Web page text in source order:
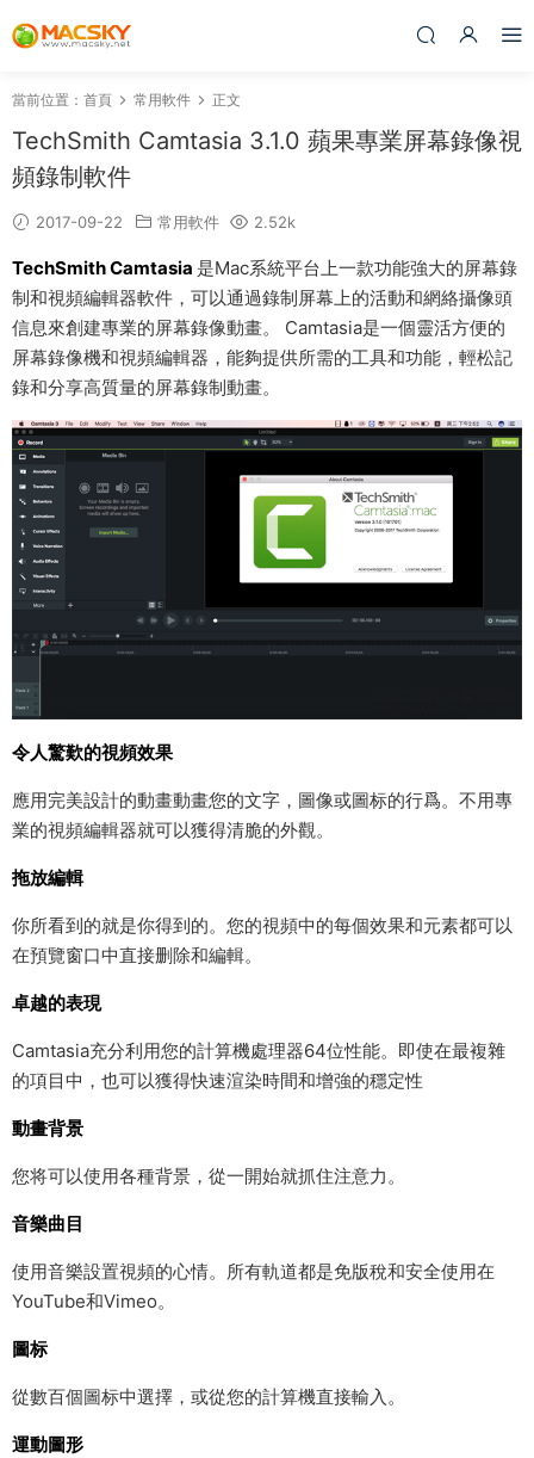
當前位置： 首頁 常用軟件 正文
TechSmith Camtasia 3.1.0 蘋果專業屏幕錄像視
頻錄制軟件
2017-09-22 常用軟件 2.52k
TechSmith Camtasia 是Mac系統平台上一款功能強大的屏幕錄
制和視頻編輯器軟件，可以通過錄制屏幕上的活動和網絡攝像頭
信息來創建專業的屏幕錄像動畫。 Camtasia是一個靈活方便的
屏幕錄像機和視頻編輯器，能夠提供所需的工具和功能，輕松記
錄和分享高質量的屏幕錄制動畫。
令人驚歎的視頻效果
應用完美設計的動畫動畫您的文字，圖像或圖标的行爲。不用專
業的視頻編輯器就可以獲得清脆的外觀。
拖放編輯
你所看到的就是你得到的。您的視頻中的每個效果和元素都可以
在預覽窗口中直接删除和編輯。
卓越的表現
Camtasia充分利用您的計算機處理器64位性能。即使在最複雜
的項目中，也可以獲得快速渲染時間和增強的穩定性
動畫背景
您将可以使用各種背景，從一開始就抓住注意力。
音樂曲目
使用音樂設置視頻的心情。所有軌道都是免版稅和安全使用在
YouTube和Vimeo。
圖标
從數百個圖标中選擇，或從您的計算機直接輸入。
運動圖形